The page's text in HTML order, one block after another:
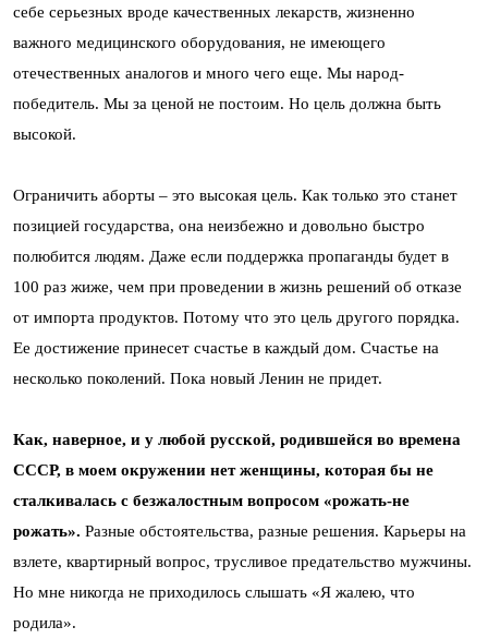
себе серьезных вроде качественных лекарств, жизненно
важного медицинского оборудования, не имеющего
отечественных аналогов и много чего еще. Мы народ-
победитель. Мы за ценой не постоим. Но цель должна быть
высокой.
Ограничить аборты – это высокая цель. Как только это станет
позицией государства, она неизбежно и довольно быстро
полюбится людям. Даже если поддержка пропаганды будет в
100 раз жиже, чем при проведении в жизнь решений об отказе
от импорта продуктов. Потому что это цель другого порядка.
Ее достижение принесет счастье в каждый дом. Счастье на
несколько поколений. Пока новый Ленин не придет.
Как, наверное, и у любой русской, родившейся во времена
СССР, в моем окружении нет женщины, которая бы не
сталкивалась с безжалостным вопросом «рожать-не
рожать». Разные обстоятельства, разные решения. Карьеры на
взлете, квартирный вопрос, трусливое предательство мужчины.
Но мне никогда не приходилось слышать «Я жалею, что
родила».